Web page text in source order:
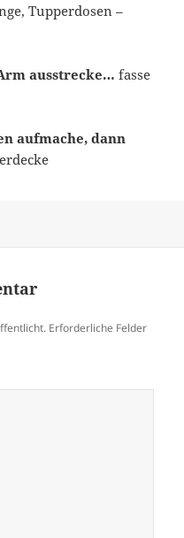
Tupperdosen –
ausstrecke… fasse
aufmache, dann
Erforderliche Felder